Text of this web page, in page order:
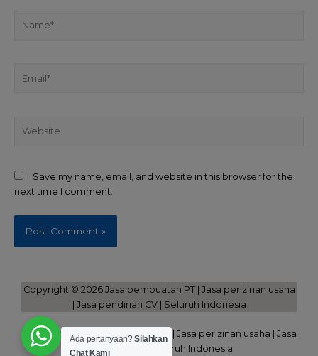
Save my name, email, and website in this browser for the
next time I comment.
Copyright © 2026 Jasa pembuatan PT | Jasa perizinan usaha
| Jasa pendirian CV | Seluruh Indonesia
Powered by Jasa pembuatan PT | Jasa perizinan usaha | Jasa
pendirian CV | Seluruh Indonesia
Ada pertanyaan?Silahkan
Chat Kami